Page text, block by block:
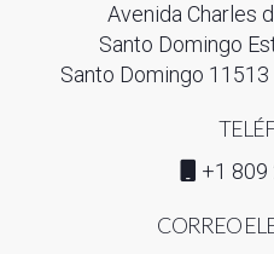
Avenida Charles
Santo Domingo
Santo Domingo
+1 809
CORREO